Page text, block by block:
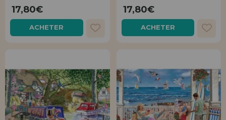
17,80€
ACHETER
17,80€
ACHETER